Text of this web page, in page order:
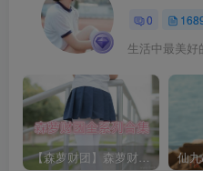
0
生活中最美好
【森萝财团】森萝财团系列福利原版无水印合集下载[与本站内容同步更新]